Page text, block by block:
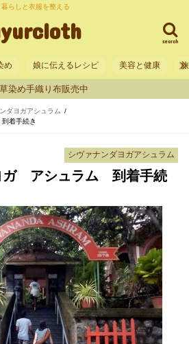
暮らしと衣服を整える
search
め 娘に伝えるレシピ 美容と健康
染め手織り布販売中
ダヨガアシュラム
着手続き
シヴァナンダヨガアシュラム
ガ アシュラム 到着手続